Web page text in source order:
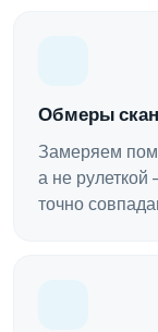
Обмеры
Замеряем
а не
точно